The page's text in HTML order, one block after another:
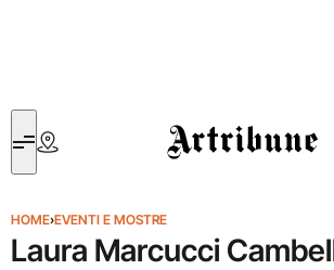
Artribune
HOME›EVENTI E MOSTRE
Laura Marcucci